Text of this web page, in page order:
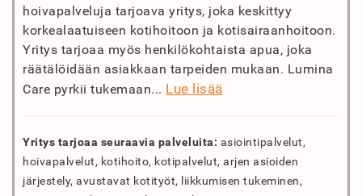
hoivapalveluja tarjoava yritys, joka keskittyy
korkealaatuiseen kotihoitoon ja kotisairaanhoitoon.
Yritys tarjoaa myös henkilökohtaista apua, joka
räätälöidään asiakkaan tarpeiden mukaan. Lumina
Care pyrkii tukemaan... Lue lisää
Yritys tarjoaa seuraavia palveluita: asiointipalvelut,
hoivapalvelut, kotihoito, kotipalvelut, arjen asioiden
järjestely, avustavat kotityöt, liikkumisen tukeminen,